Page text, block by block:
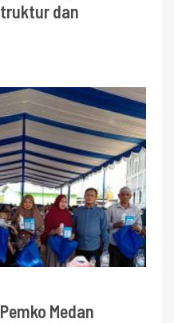
dan
Medan